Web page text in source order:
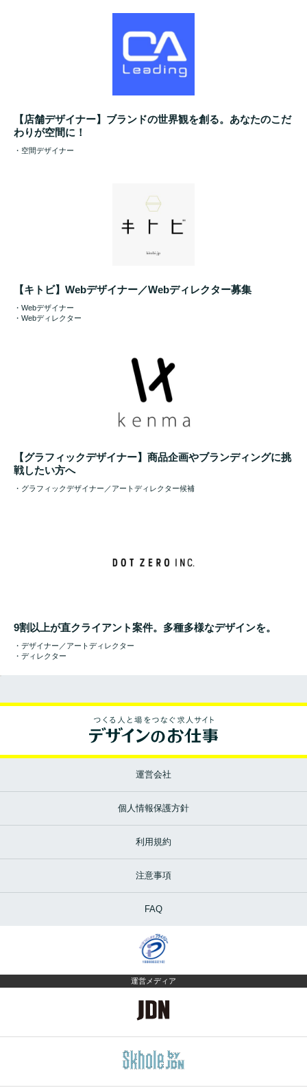
【店舗デザイナー】ブランドの世界観を創る。あなたのこだ
わりが空間に！
・空間デザイナー
【キトビ】Webデザイナー／Webディレクター募集
・Webデザイナー
・Webディレクター
【グラフィックデザイナー】商品企画やブランディングに挑
戦したい方へ
・グラフィックデザイナー／アートディレクター候補
9割以上が直クライアント案件。多種多様なデザインを。
・デザイナー／アートディレクター
・ディレクター
運営会社
個人情報保護方針
利用規約
注意事項
FAQ
運営メディア